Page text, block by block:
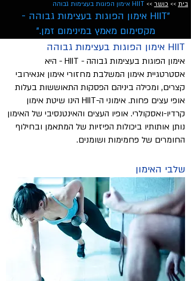
בית >> כושר >> HIIT אימון הפוגות בעצימות גבוהה
"HIIT אימון הפוגות בעצימות גבוהה -
מקסימום מאמץ במינימום זמן."
HIIT אימון הפוגות בעצימות גבוהה
אימון הפוגות בעצימות גבוהה - HIIT - היא
אסטרטגיית אימון המשלבת מחזורי אימון אנאירובי
קצרים, ומכילה ביניהם הפסקות התאוששות בעלות
אופי עצים פחות. אימוני ה-HIIT הינו שיטת אימון
קרדיו-ואסקולרי. אופיו העצים והאינטנסיבי של האימון
נותן אותותיו ביכולות הפיזיות של המתאמן ובחילוף
החומרים של פחמימות ושומנים.
שלבי האימון